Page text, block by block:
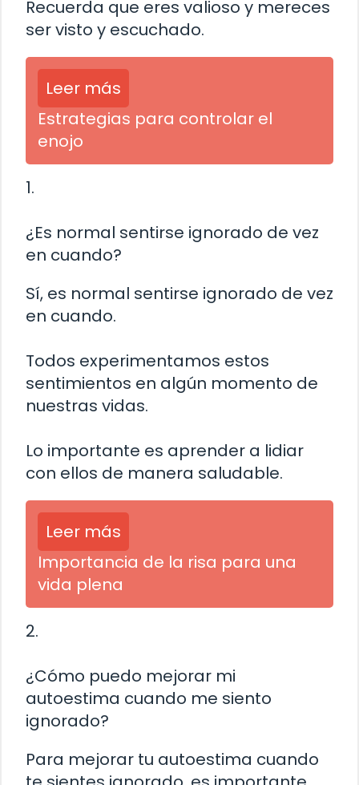
Recuerda que eres valioso y mereces
ser visto y escuchado.
Leer más
Estrategias para controlar el
enojo
1.
¿Es normal sentirse ignorado de vez
en cuando?
Sí, es normal sentirse ignorado de vez
en cuando.
Todos experimentamos estos
sentimientos en algún momento de
nuestras vidas.
Lo importante es aprender a lidiar
con ellos de manera saludable.
Leer más
Importancia de la risa para una
vida plena
2.
¿Cómo puedo mejorar mi
autoestima cuando me siento
ignorado?
Para mejorar tu autoestima cuando